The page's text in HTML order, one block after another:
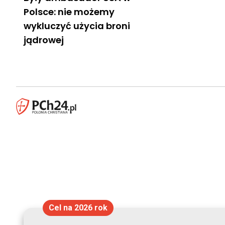
Polsce: nie możemy
wykluczyć użycia broni
jądrowej
Cel na 2026 rok